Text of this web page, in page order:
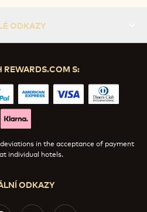
ODKAZY
ODKAZY
REWARDS.COM S:
in the acceptance of payment
individual hotels.